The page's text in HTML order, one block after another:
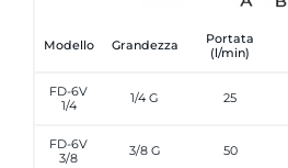
Modello Grandezza
Portata
(l/min)
FD-6V
1/4
1/4 G 25
FD-6V
3/8
3/8 G 50